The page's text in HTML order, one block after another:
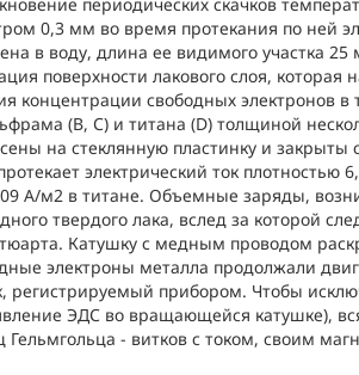
0,3 мм во время протекания по ней
в воду, длина ее видимого участка 25
поверхности лакового слоя, которая
концентрации свободных электронов в
(В, С) и титана (D) толщиной
на стеклянную пластинку и закрыты
электрический ток
А/м2 в титане. Объемные заряды,
твердого лака, вслед за которой
Катушку с медным проводом
электроны металла продолжали
регистрируемый прибором. Чтобы
ЭДС во вращающейся катушке),
Гельмгольца - витков с током, своим